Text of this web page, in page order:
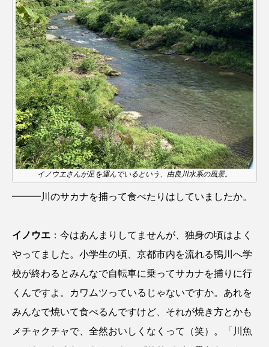
クサガメ クジラ クニマス クマノミ
クモギンポ クラゲ クルマエビ
クロスジギンポ クロソイ クロダイ
クロツラヘラサギ クロマグロ グッピー
グラミー グルクン ケブカガニ ケラ
ケープペンギン ゲンゴロウ コイ
コウテイペンギン コオイムシ
コクチバス コクレン コチ
コトクラゲ コノシロ コバンザメ
コブシメ コブダイ コメツキガニ
コモレビクラゲ コモンイトギンポ
イノウエさんが足を運んでいるという、由良川水系の風景。
━━━川のサカナを捕って食べたりはしていましたか。
イノウエ ：今はあんまりしてませんが、独身の頃はよく
やってました。小学生の頃、京都市内を流れる鴨川へ学
校が終わるとみんなで自転車に乗ってサカナを捕りに行
くんですよ。カワムツっているじゃないですか。あれを
みんなで焼いて食べるんですけど、それが焼き方とかも
メチャクチャで、全然おいしくなくって（笑）。「川魚